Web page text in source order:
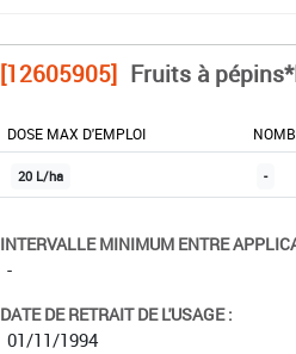
[12605905] Fruits à
DOSE MAX D'EMPLOI
20 L/ha -
INTERVALLE MINIMUM ENTRE
-
DATE DE RETRAIT DE L'USAGE :
01/11/1994